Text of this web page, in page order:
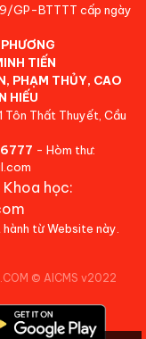
GP-BTTTT cấp ngày
TIẾN
PHẠM THỦY, CAO
HIẾU
Tôn Thất Thuyết, Cầu
- Hòm thư:
Khoa học:
từ Website này.
© AICMS v2022